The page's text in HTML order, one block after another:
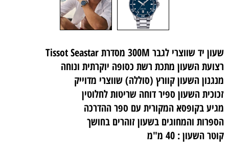
שעון יד שווצרי לגבר 300M מסדרת Tissot Seastar
רצועת השעון מתכת רשת כסופה יוקרתית ונוחה
מנגנון השעון קוורץ (סוללה) שווצרי מדוייק
זכוכית השעון ספיר דוחה שריטות לחלוטין
מגיע בקופסא המקורית עם ספר ההדרכה
הספרות והמחוגים בשעון זוהרים בחושך
קוטר השעון : 40 מ"מ